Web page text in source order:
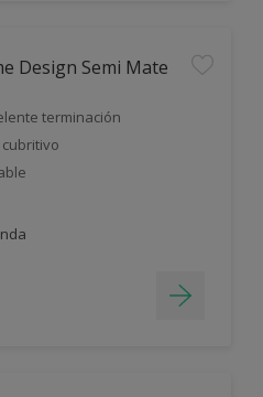
Design Semi Mate
terminación